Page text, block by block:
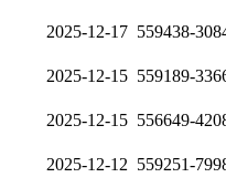
2025-12-17 559438-
2025-12-15 559189-
2025-12-15 556649-
2025-12-12 559251-